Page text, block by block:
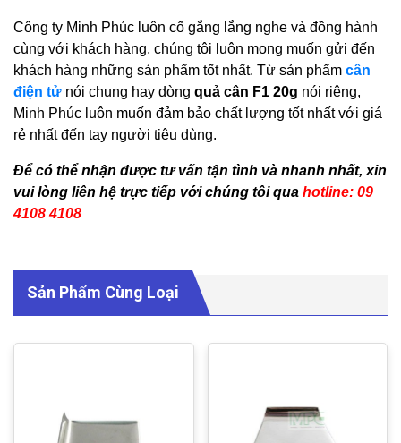
Công ty Minh Phúc luôn cố gắng lắng nghe và đồng hành
cùng với khách hàng, chúng tôi luôn mong muốn gửi đến
khách hàng những sản phẩm tốt nhất. Từ sản phẩm cân
điện tử nói chung hay dòng quả cân F1 20g nói riêng,
Minh Phúc luôn muốn đảm bảo chất lượng tốt nhất với giá
rẻ nhất đến tay người tiêu dùng.
Để có thể nhận được tư vấn tận tình và nhanh nhất, xin
vui lòng liên hệ trực tiếp với chúng tôi qua hotline: 09
4108 4108
Sản Phẩm Cùng Loại